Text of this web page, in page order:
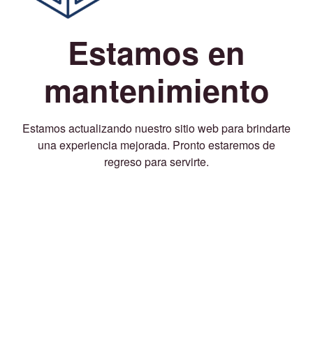
Estamos en
mantenimiento
Estamos actualizando nuestro sitio web para brindarte
una experiencia mejorada. Pronto estaremos de
regreso para servirte.